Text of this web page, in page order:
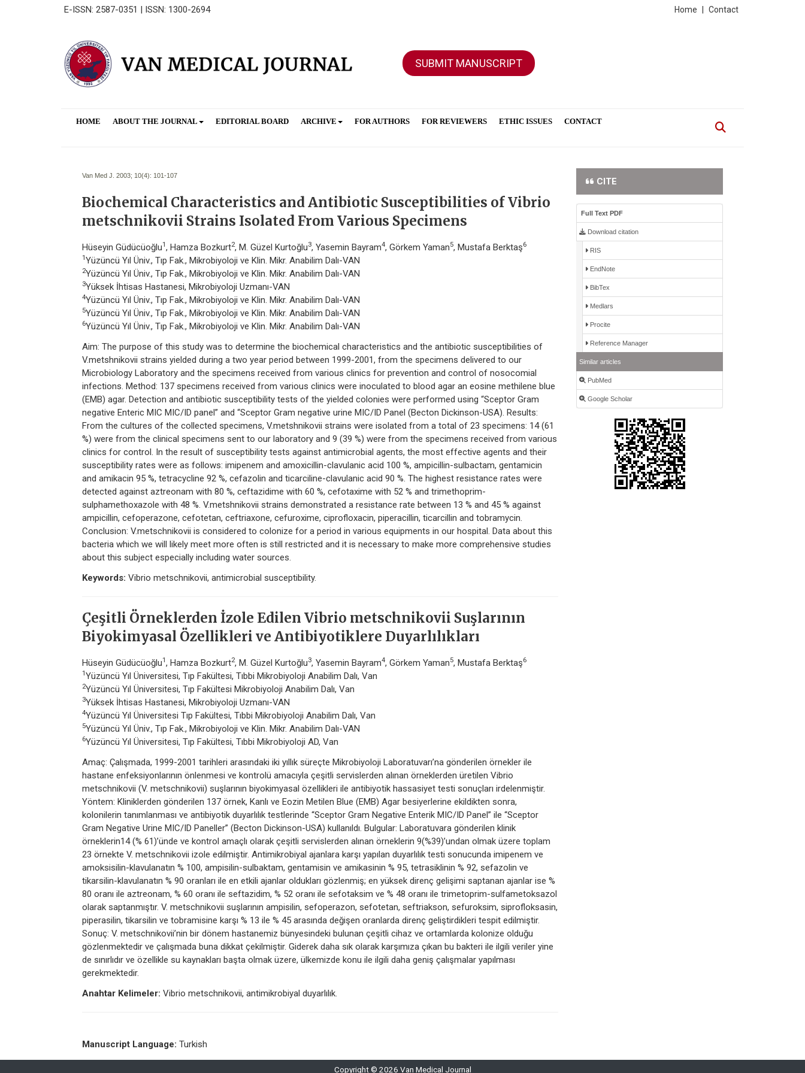
E-ISSN: 2587-0351 | ISSN: 1300-2694 Contact
Home
SUBMIT MANUSCRIPT
HOME ABOUT THE JOURNAL EDITORIAL BOARD ARCHIVE FOR AUTHORS FOR REVIEWERS ETHIC ISSUES CONTACT
Van Med J. 2003; 10(4): 101-107
Biochemical Characteristics and Antibiotic Susceptibilities of Vibrio
metschnikovii Strains Isolated From Various Specimens
Hüseyin Güdücüoğlu1 , Hamza Bozkurt2, M. Güzel Kurtoğlu3, Yasemin Bayram4, Görkem Yaman5, Mustafa Berktaş6
1 Yüzüncü Yıl Üniv., Tıp Fak., Mikrobiyoloji ve Klin. Mikr. Anabilim Dalı-VAN
2Yüzüncü Yıl Üniv., Tıp Fak., Mikrobiyoloji ve Klin. Mikr. Anabilim Dalı-VAN
3Yüksek İhtisas Hastanesi, Mikrobiyoloji Uzmanı-VAN
4Yüzüncü Yıl Üniv., Tıp Fak., Mikrobiyoloji ve Klin. Mikr. Anabilim Dalı-VAN
5Yüzüncü Yıl Üniv., Tıp Fak., Mikrobiyoloji ve Klin. Mikr. Anabilim Dalı-VAN
6Yüzüncü Yıl Üniv., Tıp Fak., Mikrobiyoloji ve Klin. Mikr. Anabilim Dalı-VAN
Aim: The purpose of this study was to determine the biochemical characteristics and the antibiotic susceptibilities of
V.metshnikovii strains yielded during a two year period between 1999-2001, from the specimens delivered to our
Microbiology Laboratory and the specimens received from various clinics for prevention and control of nosocomial
infections. Method: 137 specimens received from various clinics were inoculated to blood agar an eosine methilene blue
(EMB) agar. Detection and antibiotic susceptibility tests of the yielded colonies were performed using “Sceptor Gram
negative Enteric MIC MIC/ID panel” and “Sceptor Gram negative urine MIC/ID Panel (Becton Dickinson-USA). Results:
From the cultures of the collected specimens, V.metshnikovii strains were isolated from a total of 23 specimens: 14 (61
%) were from the clinical specimens sent to our laboratory and 9 (39 %) were from the specimens received from various
clinics for control. In the result of susceptibility tests against antimicrobial agents, the most effective agents and their
susceptibility rates were as follows: imipenem and amoxicillin-clavulanic acid 100 %, ampicillin-sulbactam, gentamicin
and amikacin 95 %, tetracycline 92 %, cefazolin and ticarciline-clavulanic acid 90 %. The highest resistance rates were
detected against aztreonam with 80 %, ceftazidime with 60 %, cefotaxime with 52 % and trimethoprim-
sulphamethoxazole with 48 %. V.metshnikovii strains demonstrated a resistance rate between 13 % and 45 % against
ampicillin, cefoperazone, cefotetan, ceftriaxone, cefuroxime, ciprofloxacin, piperacillin, ticarcillin and tobramycin.
Conclusion: V.metschnikovii is considered to colonize for a period in various equipments in our hospital. Data about this
bacteria which we will likely meet more often is still restricted and it is necessary to make more comprehensive studies
about this subject especially including water sources.
Keywords: Vibrio metschnikovii, antimicrobial susceptibility.
Çeşitli Örneklerden İzole Edilen Vibrio metschnikovii Suşlarının
Biyokimyasal Özellikleri ve Antibiyotiklere Duyarlılıkları
Hüseyin Güdücüoğlu1 , Hamza Bozkurt2, M. Güzel Kurtoğlu3, Yasemin Bayram4, Görkem Yaman5, Mustafa Berktaş6
1 Yüzüncü Yıl Üniversitesi, Tıp Fakültesi, Tıbbi Mikrobiyoloji Anabilim Dalı, Van
2Yüzüncü Yıl Üniversitesi, Tıp Fakültesi Mikrobiyoloji Anabilim Dalı, Van
3Yüksek İhtisas Hastanesi, Mikrobiyoloji Uzmanı-VAN
4Yüzüncü Yıl Üniversitesi Tıp Fakültesi, Tıbbi Mikrobiyoloji Anabilim Dalı, Van
5Yüzüncü Yıl Üniv., Tıp Fak., Mikrobiyoloji ve Klin. Mikr. Anabilim Dalı-VAN
6Yüzüncü Yıl Üniversitesi, Tıp Fakültesi, Tıbbi Mikrobiyoloji AD, Van
Amaç: Çalışmada, 1999-2001 tarihleri arasındaki iki yıllık süreçte Mikrobiyoloji Laboratuvarı’na gönderilen örnekler ile
hastane enfeksiyonlarının önlenmesi ve kontrolü amacıyla çeşitli servislerden alınan örneklerden üretilen Vibrio
metschnikovii (V. metschnikovii) suşlarının biyokimyasal özellikleri ile antibiyotik hassasiyet testi sonuçları irdelenmiştir.
Yöntem: Kliniklerden gönderilen 137 örnek, Kanlı ve Eozin Metilen Blue (EMB) Agar besiyerlerine ekildikten sonra,
kolonilerin tanımlanması ve antibiyotik duyarlılık testlerinde “Sceptor Gram Negative Enterik MIC/ID Panel” ile “Sceptor
Gram Negative Urine MIC/ID Paneller” (Becton Dickinson-USA) kullanıldı. Bulgular: Laboratuvara gönderilen klinik
örneklerin14 (% 61)’ünde ve kontrol amaçlı olarak çeşitli servislerden alınan örneklerin 9(%39)’undan olmak üzere toplam
23 örnekte V. metschnikovii izole edilmiştir. Antimikrobiyal ajanlara karşı yapılan duyarlılık testi sonucunda imipenem ve
amoksisilin-klavulanatın % 100, ampisilin-sulbaktam, gentamisin ve amikasinin % 95, tetrasiklinin % 92, sefazolin ve
tikarsilin-klavulanatın % 90 oranları ile en etkili ajanlar oldukları gözlenmiş; en yüksek direnç gelişimi saptanan ajanlar ise %
80 oranı ile aztreonam, % 60 oranı ile seftazidim, % 52 oranı ile sefotaksim ve % 48 oranı ile trimetoprim-sulfametoksazol
olarak saptanmıştır. V. metschnikovii suşlarının ampisilin, sefoperazon, sefotetan, seftriakson, sefuroksim, siprofloksasin,
piperasilin, tikarsilin ve tobramisine karşı % 13 ile % 45 arasında değişen oranlarda direnç geliştirdikleri tespit edilmiştir.
Sonuç: V. metschnikovii’nin bir dönem hastanemiz bünyesindeki bulunan çeşitli cihaz ve ortamlarda kolonize olduğu
gözlenmektedir ve çalışmada buna dikkat çekilmiştir. Giderek daha sık olarak karşımıza çıkan bu bakteri ile ilgili veriler yine
de sınırlıdır ve özellikle su kaynakları başta olmak üzere, ülkemizde konu ile ilgili daha geniş çalışmalar yapılması
gerekmektedir.
Anahtar Kelimeler: Vibrio metschnikovii, antimikrobiyal duyarlılık.
Manuscript Language: Turkish
CITE
Full Text PDF
Download citation
RIS
EndNote
BibTex
Medlars
Procite
Reference Manager
Similar articles
PubMed
Google Scholar
Copyright © 2026 Van Medical Journal